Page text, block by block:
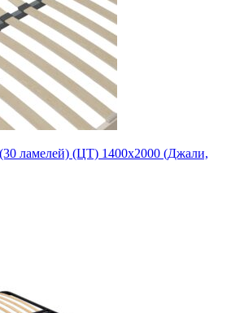
(30 ламелей) (ЦТ) 1400х2000 (Джали,